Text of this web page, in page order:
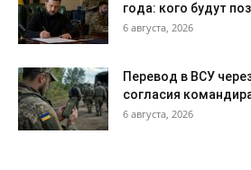
года: кого будут
6 августа, 2026
Перевод в ВСУ
согласия
6 августа, 2026